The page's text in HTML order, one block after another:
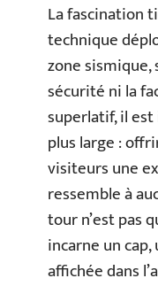
La fascination
technique
zone sismique,
sécurité ni la
superlatif, il
plus large :
visiteurs une
ressemble à
tour n’est pas
incarne un
affichée dans